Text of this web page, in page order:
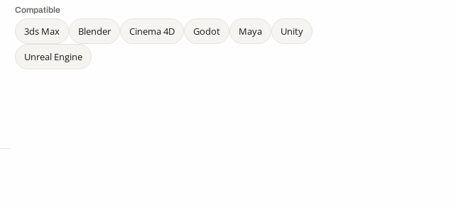
Compatible
3ds Max Blender Cinema 4D Godot Maya
Unity
Unreal Engine